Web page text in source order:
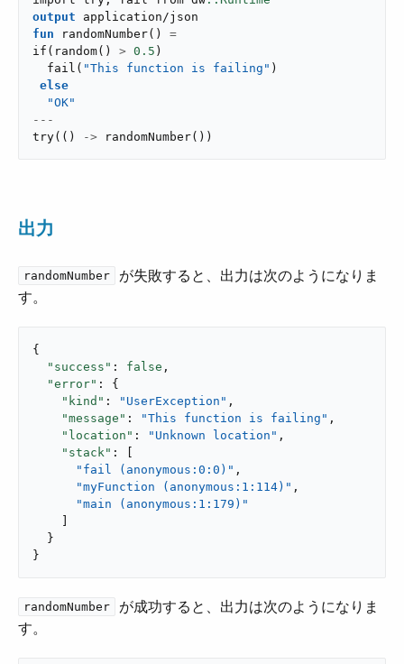
output
application/json
fun
randomNumber( )
=
if ( random( ) > 0.5 )
fail ( "This function is failing" )
else
"OK"
---
try( ( ) -> randomNumber( ) )
出力
randomNumber
​ が失敗すると、出力は次のようになりま
す。
{
"success" : false ,
"error" : {
"kind" : "UserException" ,
"message" : "This function is failing" ,
"location" : "Unknown location" ,
"stack" : [
"fail (anonymous:0:0)" ,
"myFunction (anonymous:1:114)" ,
"main (anonymous:1:179)"
  }
}
randomNumber
​ が成功すると、出力は次のようになりま
す。